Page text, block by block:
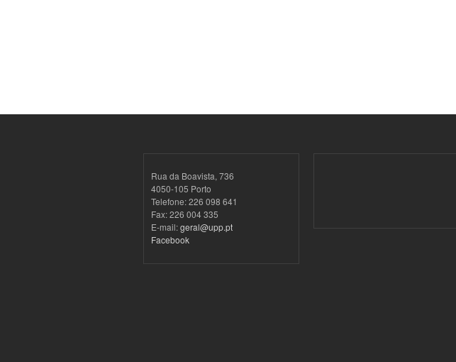
Rua da Boavista, 736
4050-105 Porto
Telefone: 226 098 641
Fax: 226 004 335
E-mail:geral@upp.pt
Facebook